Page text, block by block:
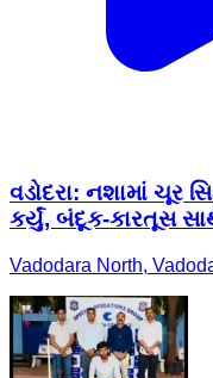
વડોદરા: નશામાં ચૂર
કર્યું, બંદૂક-કારતૂસ
Vadodara North,